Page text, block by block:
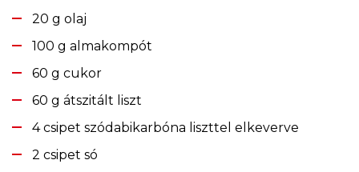
20 g olaj
100 g almakompót
60 g cukor
60 g átszitált liszt
4 csipet szódabikarbóna liszttel elkeverve
2 csipet só